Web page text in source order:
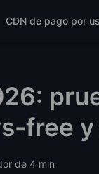
CDN de pago por
free
de 4 min